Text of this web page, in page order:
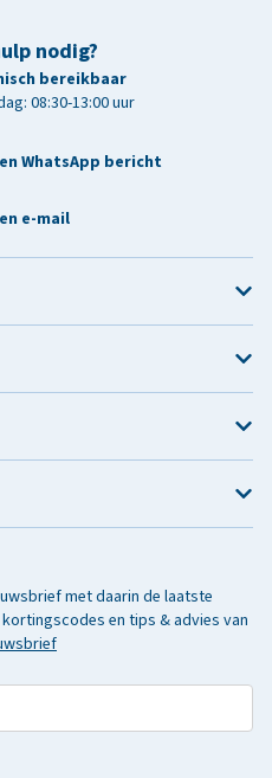
nodig?
bereikbaar
08:30-13:00 uur
WhatsApp bericht
e-mail
met daarin de laatste
en tips & advies van